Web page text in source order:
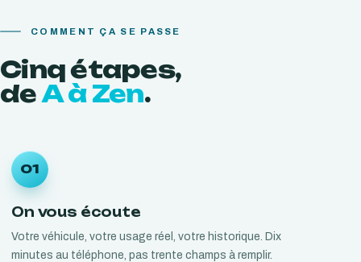
COMMENT ÇA SE PASSE
Cinqétapes,
deA à Zen.
01
On vous écoute
Votre véhicule, votre usage réel, votre historique. Dix
minutes au téléphone, pas trente champs à remplir.